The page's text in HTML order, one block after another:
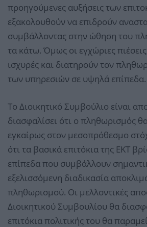
προηγούμενες αυξήσεις των
εξακολουθούν να επιδρούν
συμβάλλοντας στην ώθηση του
τα κάτω. Όμως οι εγχώριες πιέσεις
ισχυρές και διατηρούν τον
των υπηρεσιών σε υψηλά επίπεδα.
Το Διοικητικό Συμβούλιο είναι
διασφαλίσει ότι ο πληθωρισμός
εγκαίρως στον μεσοπρόθεσμο
ότι τα βασικά επιτόκια της ΕΚΤ
επίπεδα που συμβάλλουν
εξελισσόμενη διαδικασία
πληθωρισμού. Οι μελλοντικές
Διοικητικού Συμβουλίου θα
επιτόκια πολιτικής του θα